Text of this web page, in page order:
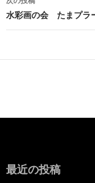
ビ
ゲ
ー
ン
水彩画の会 たまプラ
最近の投稿